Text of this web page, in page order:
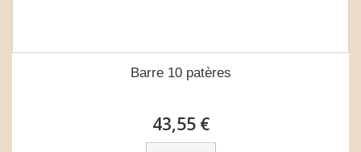
Barre 10 patères
43,55 €